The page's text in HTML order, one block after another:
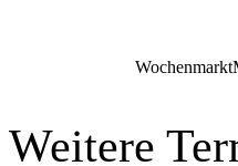
Wochenmarkt
Weitere